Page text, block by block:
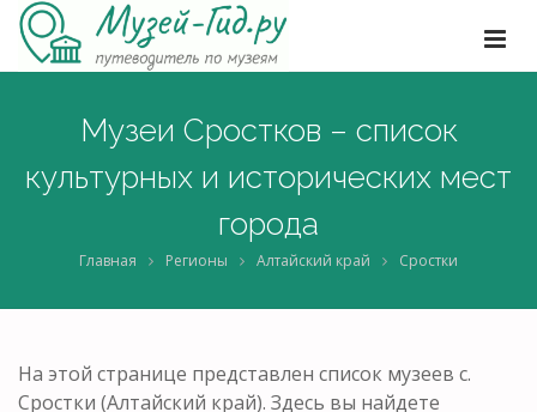
Музеи Сростков – список
культурных и исторических мест
города
Главная Регионы Алтайский край Сростки
На этой странице представлен список музеев с.
Сростки (Алтайский край). Здесь вы найдете